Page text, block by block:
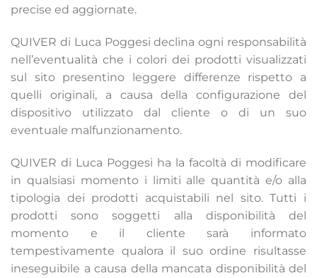
precise ed aggiornate.
QUIVER di Luca Poggesi declina ogni responsabilità
nell’eventualità che i colori dei prodotti visualizzati
sul sito presentino leggere differenze rispetto a
quelli originali, a causa della configurazione del
dispositivo utilizzato dal cliente o di un suo
eventuale malfunzionamento.
QUIVER di Luca Poggesi ha la facoltà di modificare
in qualsiasi momento i limiti alle quantità e/o alla
tipologia dei prodotti acquistabili nel sito. Tutti i
prodotti sono soggetti alla disponibilità del
momento e il cliente sarà informato
tempestivamente qualora il suo ordine risultasse
ineseguibile a causa della mancata disponibilità del